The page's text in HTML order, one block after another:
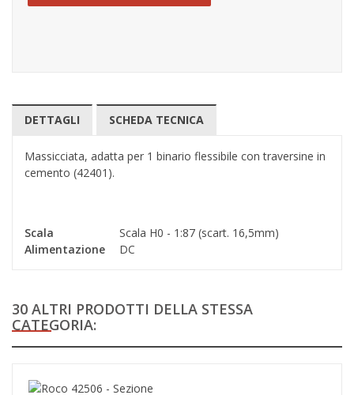
DETTAGLI SCHEDA TECNICA
Massicciata, adatta per 1 binario flessibile con traversine in
cemento (42401).
Scala
Scala H0 - 1:87 (scart. 16,5mm)
Alimentazione
DC
30 ALTRI PRODOTTI DELLA STESSA
CATEGORIA: